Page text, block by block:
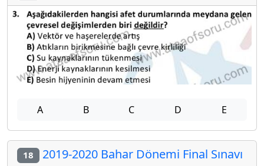
A B C D E
18 2019-2020 Bahar Dönemi Final Sınavı